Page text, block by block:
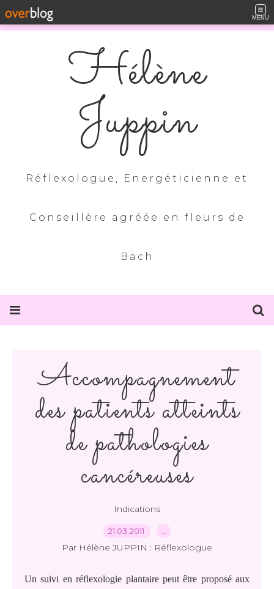
MENU
Hélène
Juppin
Réflexologue, Energéticienne et
Conseillère agréée en fleurs de
Bach
Accompagnement
des patients atteints
de pathologies
cancéreuses
Indications
21.03.2011 …
Par Hélène JUPPIN : Réflexologue
Un suivi en réflexologie plantaire peut être proposé aux